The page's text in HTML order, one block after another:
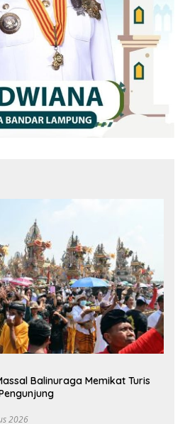
Balinuraga Memikat Turis
2026